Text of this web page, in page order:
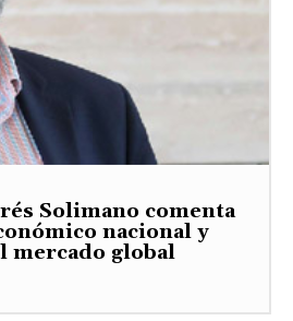
Solimano comenta
nacional y
mercado global